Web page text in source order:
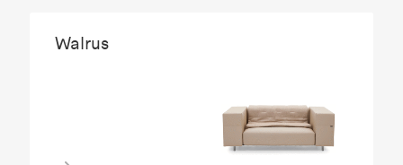
Walrus